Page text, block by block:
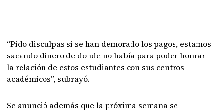
“Pido disculpas si se han demorado los pagos, estamos
sacando dinero de donde no había para poder honrar
la relación de estos estudiantes con sus centros
académicos”, subrayó.
Se anunció además que la próxima semana se